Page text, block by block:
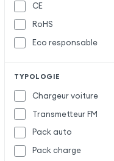
Samsung
Satechi
Setty
CE
RoHS
Eco responsable
TYPOLOGIE
Chargeur voiture
Transmetteur FM
Pack auto
Pack charge